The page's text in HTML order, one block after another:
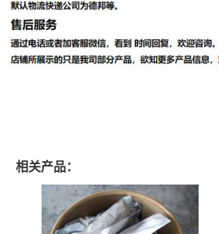
相关产品：